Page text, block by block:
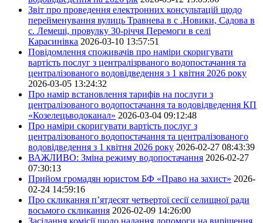
Звіт про проведення електронних консультацій щодо
перейменування вулиць Травнева в с .Новики, Садова в
с. Лемеші, провулку 30-річчя Перемоги в селі
Карасинівка 2026-03-10 13:57:51
Повідомлення споживачів про наміри скоригувати
вартість послуг з централізрваного водопостачання та
централізованого водовідведення з 1 квітня 2026 року
2026-03-05 13:24:32
Про намір встановлення тарифів на послуги з
централізованого водопостачання та водовідведення КП
«Козелецьводоканал» 2026-03-04 09:12:48
Про наміри скоригувати вартість послуг з
централізованого водопостачання та централізованого
водовідведення з 1 квітня 2026 року 2026-02-27 08:43:39
ВАЖЛИВО: Зміна режиму водопостачання 2026-02-27
07:30:13
Прийом громадян юристом БФ «Право на захист» 2026-
02-24 14:59:16
Про скликання п’ятдесят четвертої сесії селищної ради
восьмого скликання 2026-02-09 14:26:00
Засідання комісії щодо надання допомоги на вирішення